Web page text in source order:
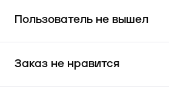
Пользователь не вышел
Заказ не нравится